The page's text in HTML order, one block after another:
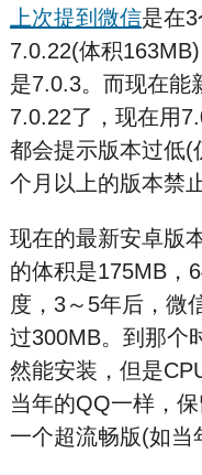
上次提到微信是在
7.0.22(体积
是7.0.3。而现在能
7.0.22了，现在用
都会提示版本过低(
个月以上的版本禁
现在的最新安卓版
的体积是175MB，
度，3～5年后，微
过300MB。到那个
然能安装，但是
当年的QQ一样，
一个超流畅版(如